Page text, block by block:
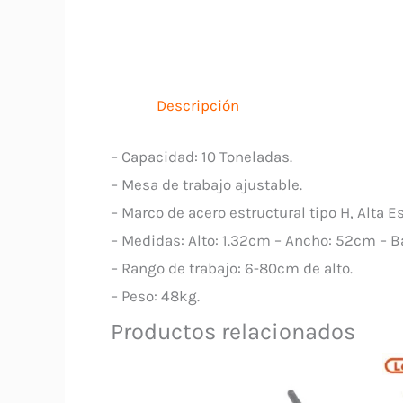
Descripción
– Capacidad: 10 Toneladas.
– Mesa de trabajo ajustable.
– Marco de acero estructural tipo H, Alta
– Medidas: Alto: 1.32cm – Ancho: 52cm –
– Rango de trabajo: 6-80cm de alto.
– Peso: 48kg.
Productos relacionados